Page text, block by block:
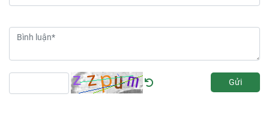
gia đình có con nhỏ.
áp và tràn đầy tình yêu
Gửi